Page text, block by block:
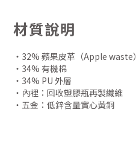
材質說明
・32% 蘋果皮革（Apple waste）
・34% 有機棉
・34% PU 外層
・內裡：回收塑膠瓶再製纖維
・五金：低鋅含量實心黃銅